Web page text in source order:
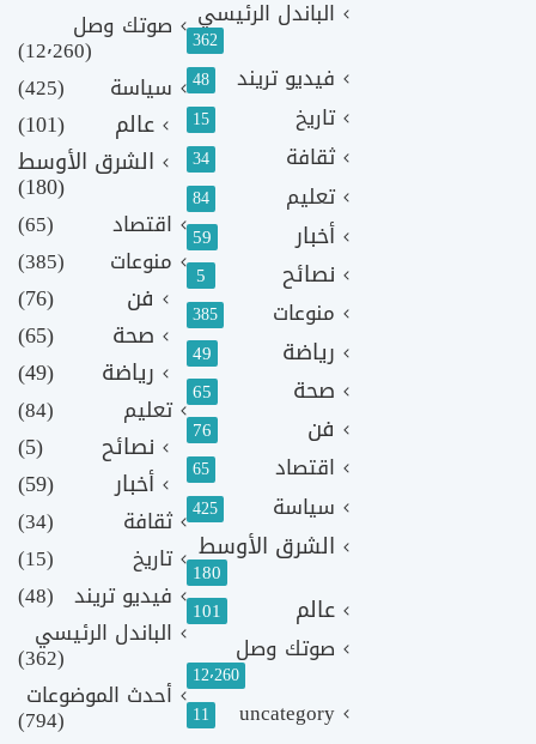
الباندل الرئيسي
362
فيديو تريند 48
تاريخ 15
ثقافة 34
تعليم 84
أخبار 59
نصائح 5
منوعات 385
رياضة 49
صحة 65
فن 76
اقتصاد 65
سياسة 425
الشرق الأوسط
180
عالم 101
صوتك وصل
12٬260
uncategory
11
صوتك وصل
(12٬260)
سياسة
(425)
عالم
(101)
الشرق الأوسط
(180)
اقتصاد
(65)
منوعات
(385)
فن
(76)
صحة
(65)
رياضة
(49)
تعليم (84)
نصائح
(5)
أخبار
(59)
ثقافة
(34)
تاريخ
(15)
فيديو تريند (48)
الباندل الرئيسي
(362)
أحدث الموضوعات
(794)